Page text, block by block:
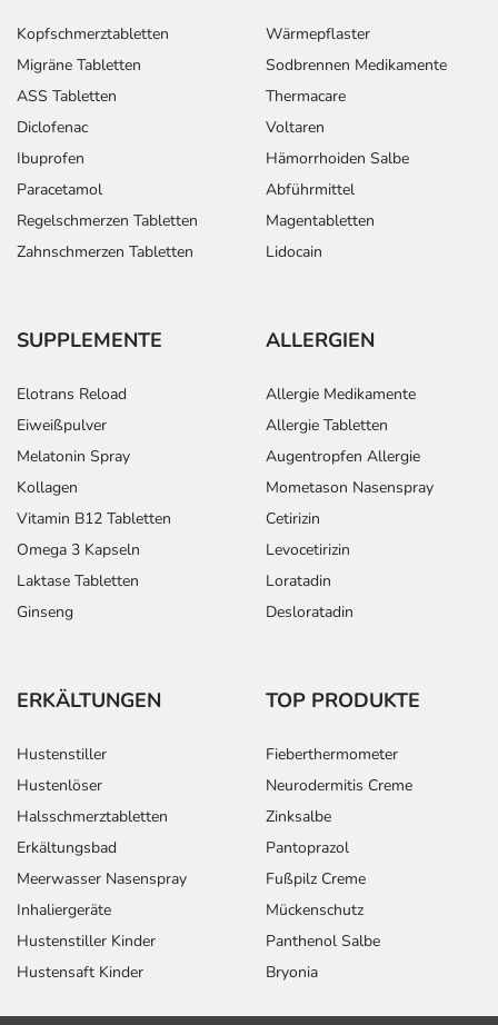
Vorhof zur Kammer (AV-Block), evtl. mit dadurch
bedingten Herzrhythmusstörungen
- Beklemmendes Gefühl im Brustbereich
- Störungen beim Wasserlassen
- Blasenschwäche
- Veränderung des Blutbildes, wie:
- Thrombozytopenie (Verminderung der Anzahl der
Blutplättchen)
- Anstieg der Leberwerte
- Unterzuckerung
Beinen oder Armen
- Muskelschmerzen
- Muskelzuckungen
- Muskelkrämpfe
- Gelenkschmerzen
- Allgemeine Schwäche
- Durstgefühl
- Schüttelfrost
- Störungen der Sexualfunktion, wie:
- Ejakulationsstörungen (Störungen beim Samenerguss)
- Kopfschmerzen
- Herzschwäche
- Husten
- Nesselausschlag (Urtikaria)
- Juckreiz
- Schmerzhafte Monatsblutung (Dysmenorrhoe)
- Fieber
- Schmerzen
Bemerken Sie eine Befindlichkeitsstörung oder
Veränderung während der Behandlung, wenden Sie sich
Kopfschmerztabletten
Migräne Tabletten
ASS Tabletten
Diclofenac
Ibuprofen
Paracetamol
Regelschmerzen Tabletten
Zahnschmerzen Tabletten
Wärmepflaster
Sodbrennen Medikamente
Thermacare
Voltaren
Hämorrhoiden Salbe
Abführmittel
Magentabletten
Lidocain
SUPPLEMENTE
Elotrans Reload
Eiweißpulver
Melatonin Spray
Kollagen
Vitamin B12 Tabletten
Omega 3 Kapseln
Laktase Tabletten
Ginseng
ALLERGIEN
Allergie Medikamente
Allergie Tabletten
Augentropfen Allergie
Mometason Nasenspray
Cetirizin
Levocetirizin
Loratadin
Desloratadin
ERKÄLTUNGEN
Hustenstiller
Hustenlöser
Halsschmerztabletten
Erkältungsbad
Meerwasser Nasenspray
Inhaliergeräte
Hustenstiller Kinder
Hustensaft Kinder
TOP PRODUKTE
Fieberthermometer
Neurodermitis Creme
Zinksalbe
Pantoprazol
Fußpilz Creme
Mückenschutz
Panthenol Salbe
Bryonia